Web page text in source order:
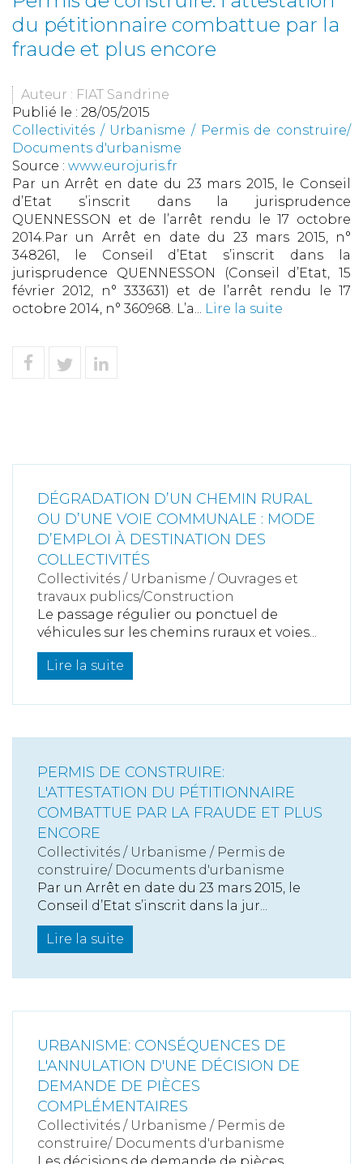
du pétitionnaire combattue par la
fraude et plus encore
Auteur : FIAT Sandrine
Publié le : 28/05/2015
Collectivités / Urbanisme / Permis de construire/
Documents d'urbanisme
Source : www.eurojuris.fr
Par un Arrêt en date du 23 mars 2015, le Conseil
d’Etat s’inscrit dans la jurisprudence
QUENNESSON et de l’arrêt rendu le 17 octobre
2014.Par un Arrêt en date du 23 mars 2015, n°
348261, le Conseil d’Etat s’inscrit dans la
jurisprudence QUENNESSON (Conseil d’Etat, 15
février 2012, n° 333631) et de l’arrêt rendu le 17
octobre 2014, n° 360968. L’a... Lire la suite
DÉGRADATION D’UN CHEMIN RURAL
OU D’UNE VOIE COMMUNALE : MODE
D’EMPLOI À DESTINATION DES
COLLECTIVITÉS
Collectivités / Urbanisme / Ouvrages et
travaux publics/Construction
Le passage régulier ou ponctuel de
véhicules sur les chemins ruraux et voies...
Lire la suite
PERMIS DE CONSTRUIRE:
L'ATTESTATION DU PÉTITIONNAIRE
COMBATTUE PAR LA FRAUDE ET PLUS
ENCORE
Collectivités / Urbanisme / Permis de
construire/ Documents d'urbanisme
Par un Arrêt en date du 23 mars 2015, le
Conseil d’Etat s’inscrit dans la jur...
Lire la suite
URBANISME: CONSÉQUENCES DE
L'ANNULATION D'UNE DÉCISION DE
DEMANDE DE PIÈCES
COMPLÉMENTAIRES
Collectivités / Urbanisme / Permis de
construire/ Documents d'urbanisme